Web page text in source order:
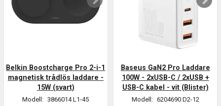
Belkin Boostcharge Pro 2-i-1
magnetisk trådlös laddare -
15W (svart)
Modell: 3866014 L1-45
Baseus GaN2 Pro Laddare
100W - 2xUSB-C / 2xUSB +
USB-C kabel - vit (Blister)
Modell: 6204690 D2-12